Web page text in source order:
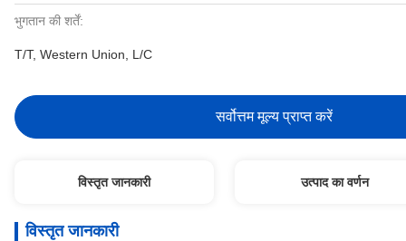
भुगतान की शर्तें:
T/T, Western Union, L/C
सर्वोत्तम मूल्य प्राप्त करें
विस्तृत जानकारी उत्पाद का वर्णन
विस्तृत जानकारी